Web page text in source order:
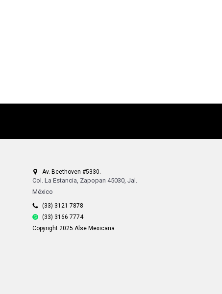
Av. Beethoven #5330.
Col. La Estancia, Zapopan 45030, Jal.
México
(33) 3121 7878
(33) 3166 7774
Copyright 2025 Alse Mexicana